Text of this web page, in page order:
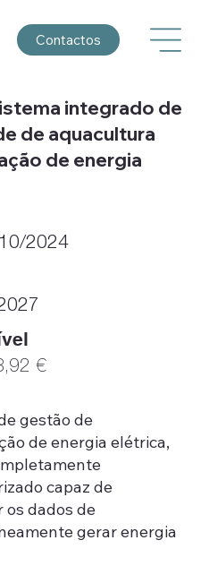
Contactos
integrado de
de aquacultura
de energia
2024
€
gestão de
de energia elétrica,
capaz de
dados de
gerar energia